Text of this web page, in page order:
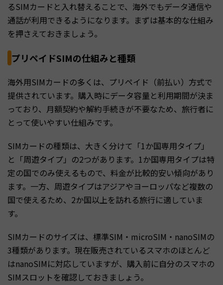
るSIMカードと入れ替えることで、海外でもデータ通信や
通話が利用できるようになります。まずは基本的な仕組み
を押さえておきましょう。
プリペイドSIMの仕組みと種類
海外用SIMカードの多くは、プリペイド（前払い）方式で
提供されています。購入時にデータ容量と利用期間が決ま
っており、月額契約や解約手続きが不要なため、旅行者に
とって使いやすい仕組みです。
SIMカードの種類は、大きく分けて「1か国専用タイプ」
と「周遊タイプ」の2つがあります。1か国専用タイプは特
定の国でのみ使えるもので、料金が比較的安い傾向があり
ます。一方、周遊タイプはアジアやヨーロッパなど複数の
国で使えるため、2か国以上を訪れる旅行に適していま
す。
SIMカードのサイズは、標準SIM・microSIM・nanoSIMの
3種類があります。現在販売されているスマホのほとんど
はnanoSIMに対応していますが、購入前に自分のスマホの
SIMスロットを確認しておきましょう。